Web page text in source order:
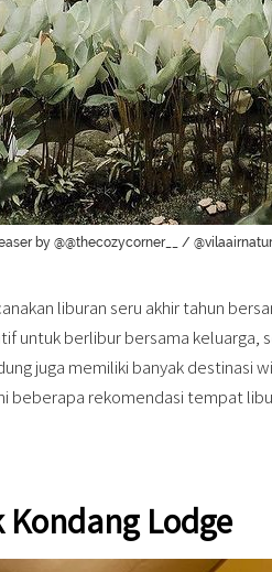
by @@thecozycorner__ /
liburan seru akhir tahun
untuk berlibur bersama keluarga,
juga memiliki banyak destinasi
beberapa rekomendasi tempat
Lodge